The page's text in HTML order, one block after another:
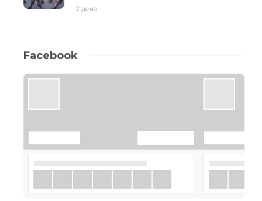
2 дена
Facebook